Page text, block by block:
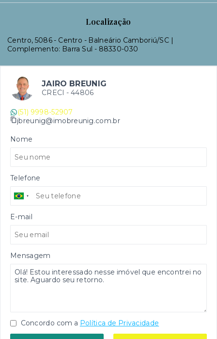
Localização
Centro, 5086 - Centro - Balneário Camboriú/SC |
Complemento: Barra Sul - 88330-030
JAIRO BREUNIG
CRECI - 44806
(51) 9998-52907
jbreunig@imobreunig.com.br
Nome
Telefone
E-mail
Mensagem
Concordo com a Política de Privacidade